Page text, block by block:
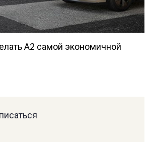
A2 самой экономичной